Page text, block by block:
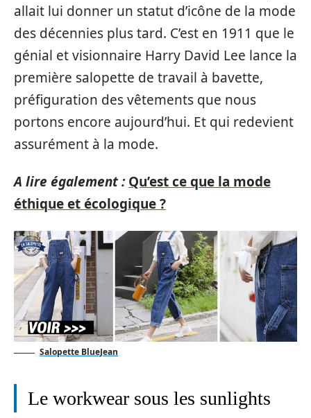
allait lui donner un statut d’icône de la mode
des décennies plus tard. C’est en 1911 que le
génial et visionnaire Harry David Lee lance la
première salopette de travail à bavette,
préfiguration des vêtements que nous
portons encore aujourd’hui. Et qui redevient
assurément à la mode.
A lire également : Qu’est ce que la mode
éthique et écologique ?
Salopette BlueJean
Le workwear sous les sunlights